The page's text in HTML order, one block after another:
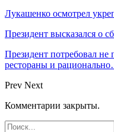
Лукашенко осмотрел
Президент высказался о
Президент потребовал
рестораны и
Prev Next
Комментарии закрыты.